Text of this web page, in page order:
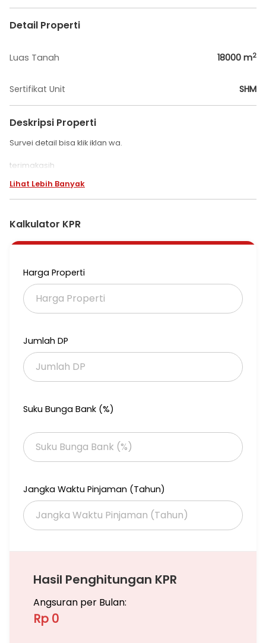
Detail Properti
Luas Tanah 18000 m2
Sertifikat Unit SHM
Deskripsi Properti
Survei detail bisa klik iklan wa.
terimakasih
Lihat Lebih Banyak
Kalkulator KPR
Harga Properti
Jumlah DP
Suku Bunga Bank (%)
Jangka Waktu Pinjaman (Tahun)
Hasil Penghitungan KPR
Angsuran per Bulan:
Rp 0